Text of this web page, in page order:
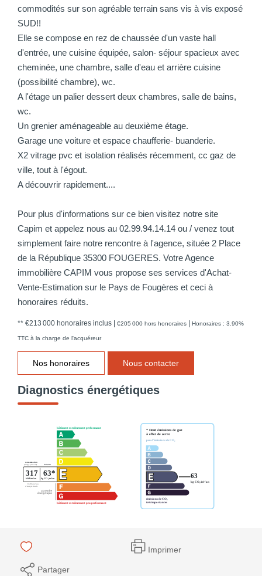
commodités sur son agréable terrain sans vis à vis exposé
SUD!!
Elle se compose en rez de chaussée d'un vaste hall
d'entrée, une cuisine équipée, salon- séjour spacieux avec
cheminée, une chambre, salle d'eau et arrière cuisine
(possibilité chambre), wc.
A l'étage un palier dessert deux chambres, salle de bains,
wc.
Un grenier aménageable au deuxième étage.
Garage une voiture et espace chaufferie- buanderie.
X2 vitrage pvc et isolation réalisés récemment, cc gaz de
ville, tout à l'égout.
A découvrir rapidement....
Pour plus d'informations sur ce bien visitez notre site
Capim et appelez nous au 02.99.94.14.14 ou / venez tout
simplement faire notre rencontre à l'agence, située 2 Place
de la République 35300 FOUGERES. Votre Agence
immobilière CAPIM vous propose ses services d'Achat-
Vente-Estimation sur le Pays de Fougères et ceci à
honoraires réduits.
** €213 000 honoraires inclus | €205 000 hors honoraires | Honoraires : 3.90%
TTC à la charge de l'acquéreur
Nos honoraires Nous contacter
Diagnostics énergétiques
Imprimer
Partager